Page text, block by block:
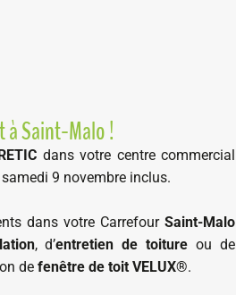
à Saint-Malo !
dans votre centre commercial
samedi 9 novembre inclus.
dans votre Carrefour Saint-Malo
, d’entretien de toiture ou de
de fenêtre de toit VELUX®.